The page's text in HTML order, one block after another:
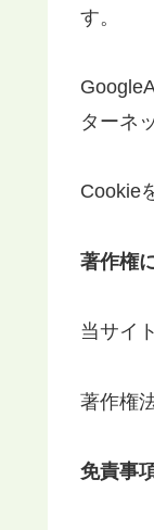
す。
ターネ
Cookie
著作権
当サイ
著作権
免責事